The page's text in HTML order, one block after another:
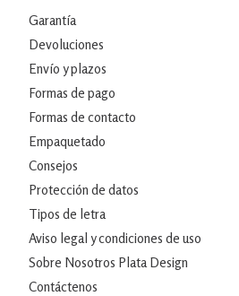
Garantía
Devoluciones
Envío y plazos
Formas de pago
Formas de contacto
Empaquetado
Consejos
Protección de datos
Tipos de letra
Aviso legal y condiciones de uso
Sobre Nosotros Plata Design
Contáctenos